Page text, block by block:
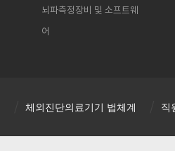
뇌파측정장비 및 소프트웨
어
체외진단의료기기 법체계 직